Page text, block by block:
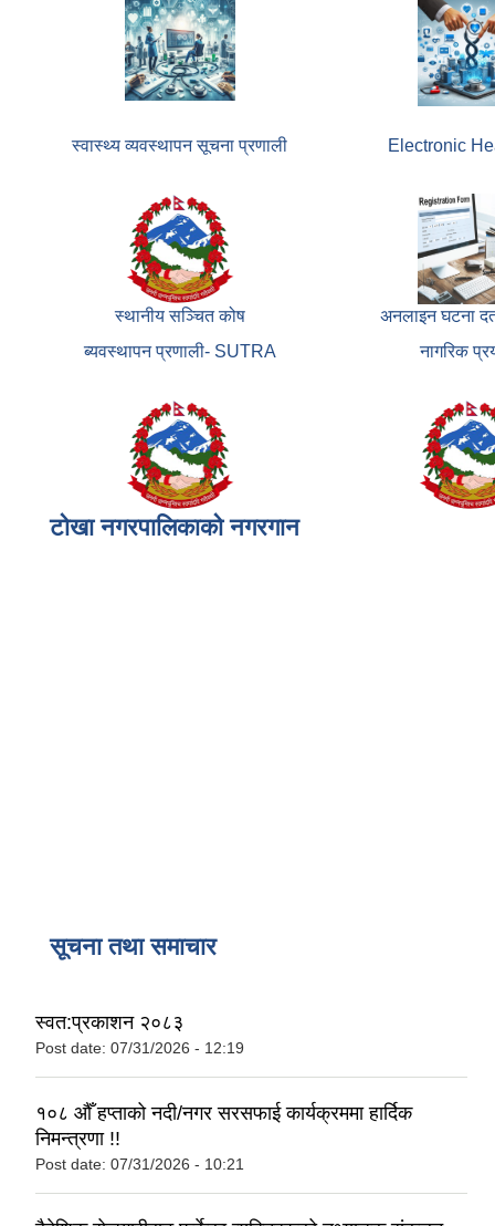
स्वास्थ्य व्यवस्थापन सूचना प्रणाली Electronic
स्थानीय सञ्चित कोष
ब्यवस्थापन प्रणाली- SUTRA
अनलाइन घटना
नागरिक
टोखा नगरपालिकाको नगरगान
सूचना तथा समाचार
स्वत:प्रकाशन २०८३
Post date: 07/31/2026 - 12:19
१०८ औँ हप्ताको नदी/नगर सरसफाई कार्यक्रममा हार्दिक
निमन्त्रणा !!
Post date: 07/31/2026 - 10:21